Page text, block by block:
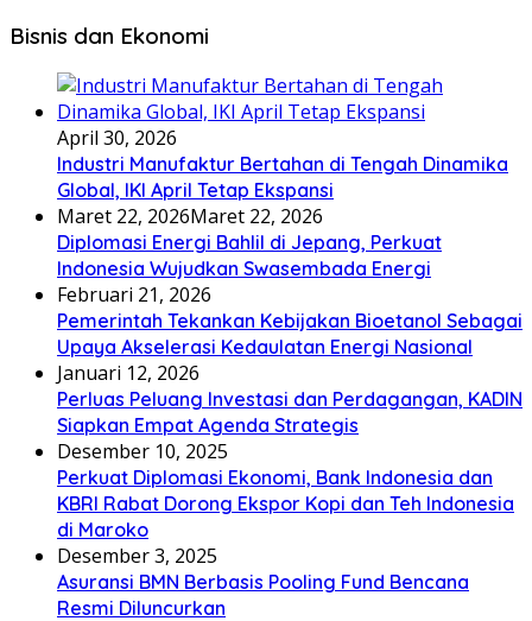
Bisnis dan Ekonomi
April 30, 2026
Industri Manufaktur Bertahan di Tengah Dinamika
Global, IKI April Tetap Ekspansi
Maret 22, 2026Maret 22, 2026
Diplomasi Energi Bahlil di Jepang, Perkuat
Indonesia Wujudkan Swasembada Energi
Februari 21, 2026
Pemerintah Tekankan Kebijakan Bioetanol Sebagai
Upaya Akselerasi Kedaulatan Energi Nasional
Januari 12, 2026
Perluas Peluang Investasi dan Perdagangan, KADIN
Siapkan Empat Agenda Strategis
Desember 10, 2025
Perkuat Diplomasi Ekonomi, Bank Indonesia dan
KBRI Rabat Dorong Ekspor Kopi dan Teh Indonesia
di Maroko
Desember 3, 2025
Asuransi BMN Berbasis Pooling Fund Bencana
Resmi Diluncurkan